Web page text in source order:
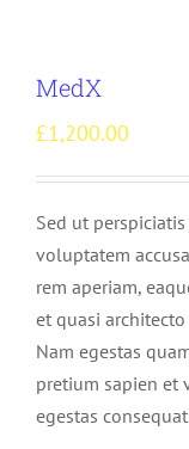
MedX
£1,200.00
Sed ut
voluptatem
rem aperiam,
et quasi
Nam egestas
pretium sapien et
egestas